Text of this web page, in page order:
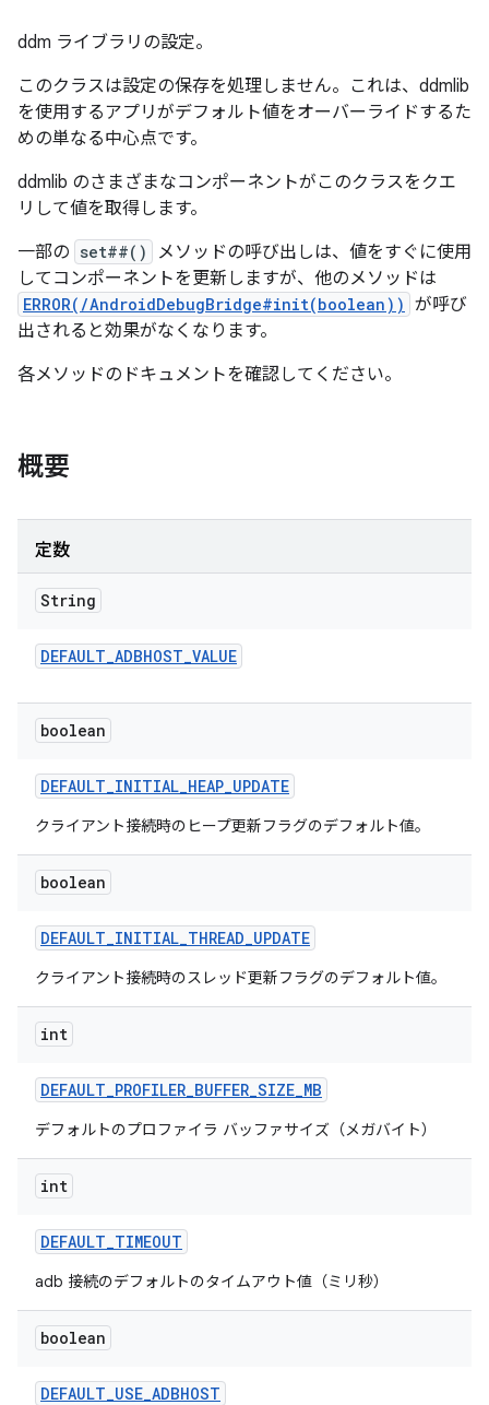
ddm ライブラリの設定。
このクラスは設定の保存を処理しません。これは、ddmlib
を使用するアプリがデフォルト値をオーバーライドするた
めの単なる中心点です。
ddmlib のさまざまなコンポーネントがこのクラスをクエ
リして値を取得します。
一部の set##()
メソッドの呼び出しは、値をすぐに使用
してコンポーネントを更新しますが、他のメソッドは
ERROR(/AndroidDebugBridge#init(boolean)) が呼び
出されると効果がなくなります。
各メソッドのドキュメントを確認してください。
概要
定数
String
DEFAULT_ADBHOST_VALUE
boolean
DEFAULT_INITIAL_HEAP_UPDATE
クライアント接続時のヒープ更新フラグのデフォルト値。
boolean
DEFAULT_INITIAL_THREAD_UPDATE
クライアント接続時のスレッド更新フラグのデフォルト値。
int
DEFAULT_PROFILER_BUFFER_SIZE_MB
デフォルトのプロファイラ バッファサイズ（メガバイト）
int
DEFAULT_TIMEOUT
adb 接続のデフォルトのタイムアウト値（ミリ秒）
boolean
DEFAULT_USE_ADBHOST